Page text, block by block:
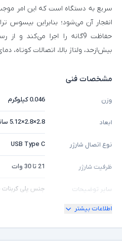
سریع به دستگاه است که این امر
انفجار آن می‌شود؛ بنابراین بیسوس
حفاظت 9گانه را اجرا می‌کند
بیش‌ازحد، ولتاژ بالا، اتصالات کوتاه،
مشخصات فنی
وزن 0.046 کیلوگرم
ابعاد 2.8×2.8×5.12 سانتی متر
نوع اتصال شارژر USB Type C
ظرفیت شارژر 21 تا 30 وات
سایر توضیحات جنس پلی کربنات
اطلاعات بیشتر